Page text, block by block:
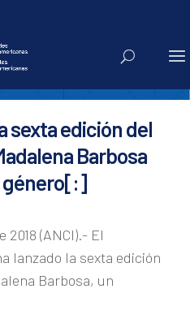
sexta edición del
Barbosa
género[:]
(ANCI).- El
lanzado la sexta edición
Barbosa, un